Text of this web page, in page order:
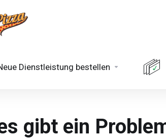
Dienstleistung bestellen
gibt ein